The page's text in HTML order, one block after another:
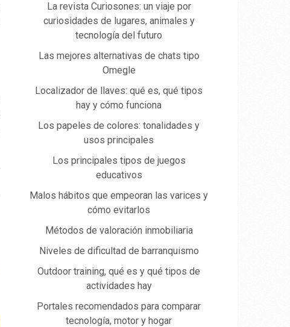
La revista Curiosones: un viaje por
curiosidades de lugares, animales y
tecnología del futuro
Las mejores alternativas de chats tipo
Omegle
Localizador de llaves: qué es, qué tipos
hay y cómo funciona
Los papeles de colores: tonalidades y
usos principales
Los principales tipos de juegos
educativos
Malos hábitos que empeoran las varices y
cómo evitarlos
Métodos de valoración inmobiliaria
Niveles de dificultad de barranquismo
Outdoor training, qué es y qué tipos de
actividades hay
Portales recomendados para comparar
tecnología, motor y hogar